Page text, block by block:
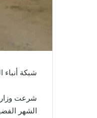
شبكة أنباء
شرعت
الشهر